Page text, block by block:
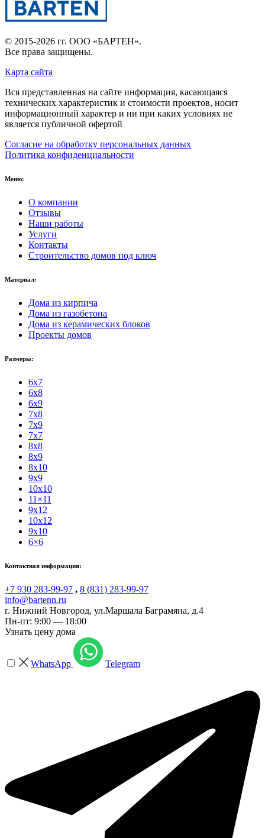
© 2015-2026 гг. ООО «БАРТЕН».
Все права защищены.
Карта сайта
Вся представленная на сайте информация, касающаяся
технических характеристик и стоимости проектов, носит
информационный характер и ни при каких условиях не
является публичной офертой
Согласие на обработку персональных данных
Политика конфиденциальности
Меню:
О компании
Отзывы
Наши работы
Услуги
Контакты
Строительство домов под ключ
Материал:
Дома из кирпича
Дома из газобетона
Дома из керамических блоков
Проекты домов
Размеры:
6x7
6x8
6x9
7x8
7x9
7x7
8x8
8x9
8x10
9x9
10x10
11×11
9x12
10x12
9x10
6×6
Контактная информация:
+7 930 283-99-97 , 8 (831) 283-99-97
info@bartenn.ru
г. Нижний Новгород, ул.Маршала Баграмяна, д.4
Пн-пт: 9:00 — 18:00
Узнать цену дома
WhatsApp Telegram